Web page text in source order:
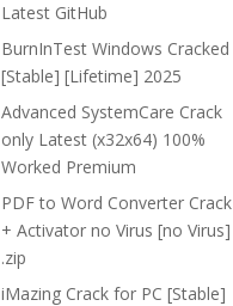
Latest GitHub
BurnInTest Windows Cracked
[Stable] [Lifetime] 2025
Advanced SystemCare Crack
only Latest (x32x64) 100%
Worked Premium
PDF to Word Converter Crack
+ Activator no Virus [no Virus]
.zip
iMazing Crack for PC [Stable]